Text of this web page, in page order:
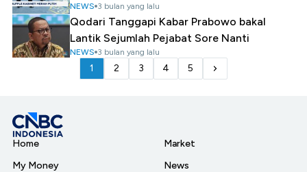
NEWS 3 bulan yang lalu
Qodari Tanggapi Kabar Prabowo bakal
Lantik Sejumlah Pejabat Sore Nanti
NEWS 3 bulan yang lalu
1 2 3 4 5
Home
My Money
Market
News